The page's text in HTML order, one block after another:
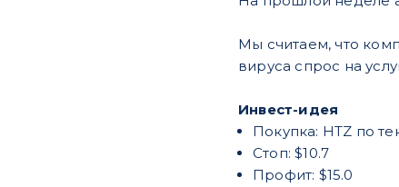
Мы считаем, что
вируса спрос на
Инвест-идея
Покупка: HTZ по
Стоп: $10.7
Профит: $15.0